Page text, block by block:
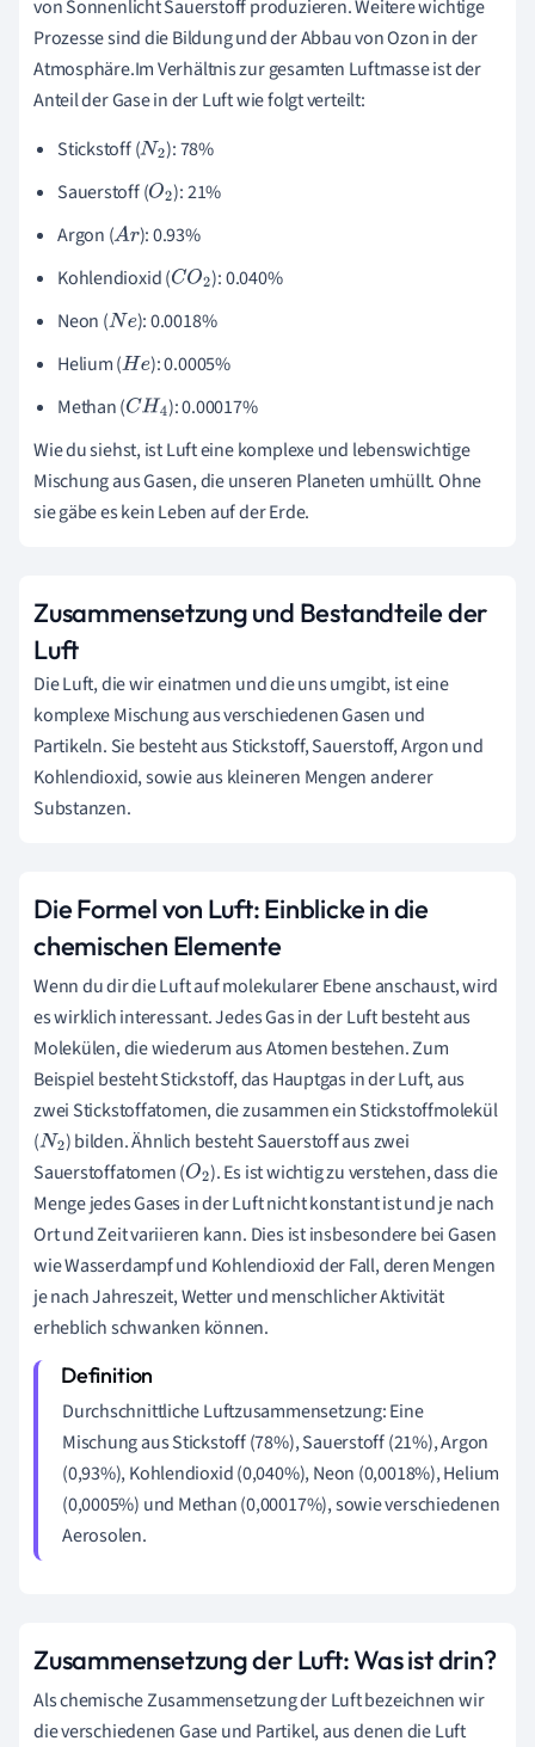
von Sonnenlicht Sauerstoff produzieren. Weitere wichtige
Prozesse sind die Bildung und der Abbau von Ozon in der
Atmosphäre.Im Verhältnis zur gesamten Luftmasse ist der
Anteil der Gase in der Luft wie folgt verteilt:
Stickstoff (N2): 78%
Sauerstoff (O2): 21%
Argon (Ar ): 0.93%
Kohlendioxid (CO2 ): 0.040%
Neon (Ne ): 0.0018%
Helium (He ): 0.0005%
Methan (CH4 ): 0.00017%
Wie du siehst, ist Luft eine komplexe und lebenswichtige
Mischung aus Gasen, die unseren Planeten umhüllt. Ohne
sie gäbe es kein Leben auf der Erde.
Zusammensetzung und Bestandteile der
Luft
Die Luft, die wir einatmen und die uns umgibt, ist eine
komplexe Mischung aus verschiedenen Gasen und
Partikeln. Sie besteht aus Stickstoff, Sauerstoff, Argon und
Kohlendioxid, sowie aus kleineren Mengen anderer
Substanzen.
Die Formel von Luft: Einblicke in die
chemischen Elemente
Wenn du dir die Luft auf molekularer Ebene anschaust, wird
es wirklich interessant. Jedes Gas in der Luft besteht aus
Molekülen, die wiederum aus Atomen bestehen. Zum
Beispiel besteht Stickstoff, das Hauptgas in der Luft, aus
zwei Stickstoffatomen, die zusammen ein Stickstoffmolekül
(N2 ) bilden. Ähnlich besteht Sauerstoff aus zwei
Sauerstoffatomen (O2). Es ist wichtig zu verstehen, dass die
Menge jedes Gases in der Luft nicht konstant ist und je nach
Ort und Zeit variieren kann. Dies ist insbesondere bei Gasen
wie Wasserdampf und Kohlendioxid der Fall, deren Mengen
je nach Jahreszeit, Wetter und menschlicher Aktivität
erheblich schwanken können.
Durchschnittliche Luftzusammensetzung: Eine
Mischung aus Stickstoff (78%), Sauerstoff (21%), Argon
(0,93%), Kohlendioxid (0,040%), Neon (0,0018%), Helium
(0,0005%) und Methan (0,00017%), sowie verschiedenen
Aerosolen.
Zusammensetzung der Luft: Was ist drin?
Als chemische Zusammensetzung der Luft bezeichnen wir
die verschiedenen Gase und Partikel, aus denen die Luft